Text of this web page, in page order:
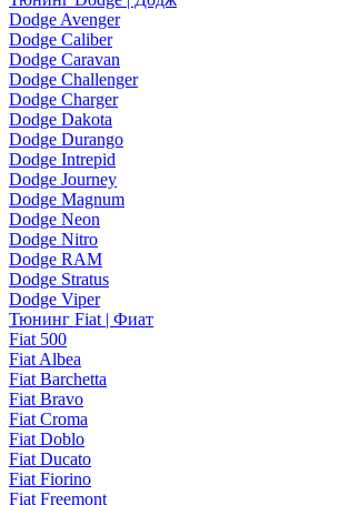
Dodge Avenger
Dodge Caliber
Dodge Caravan
Dodge Challenger
Dodge Charger
Dodge Dakota
Dodge Durango
Dodge Intrepid
Dodge Journey
Dodge Magnum
Dodge Neon
Dodge Nitro
Dodge RAM
Dodge Stratus
Dodge Viper
Тюнинг Fiat | Фиат
Fiat 500
Fiat Albea
Fiat Barchetta
Fiat Bravo
Fiat Croma
Fiat Doblo
Fiat Ducato
Fiat Fiorino
Fiat Freemont